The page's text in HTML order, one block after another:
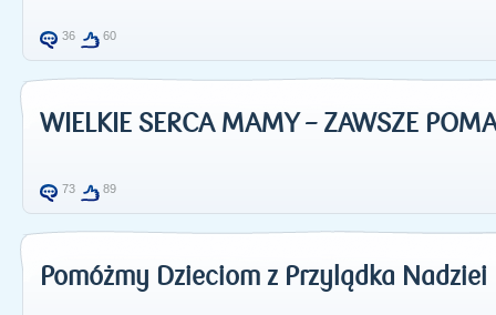
36 60
WIELKIE SERCA MAMY – ZAWSZE
73 89
Pomóżmy Dzieciom z Przylądka Nadziei